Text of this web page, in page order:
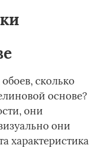
сколько
основе?
они
они
характеристика